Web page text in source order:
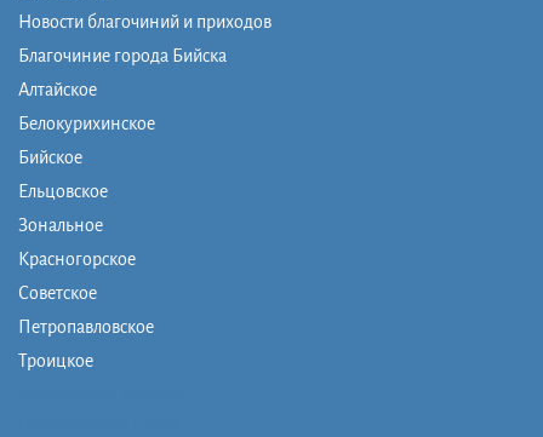
Новости благочиний и приходов
Благочиние города Бийска
Алтайское
Белокурихинское
Бийское
Ельцовское
Зональное
Красногорское
Советское
Петропавловское
Троицкое